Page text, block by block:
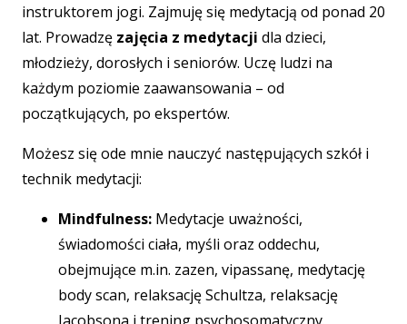
instruktorem jogi. Zajmuję się medytacją od ponad 20
lat. Prowadzę zajęcia z medytacji dla dzieci,
młodzieży, dorosłych i seniorów. Uczę ludzi na
każdym poziomie zaawansowania – od
początkujących, po ekspertów.
Możesz się ode mnie nauczyć następujących szkół i
technik medytacji:
Mindfulness: Medytacje uważności,
świadomości ciała, myśli oraz oddechu,
obejmujące m.in. zazen, vipassanę, medytację
body scan, relaksację Schultza, relaksację